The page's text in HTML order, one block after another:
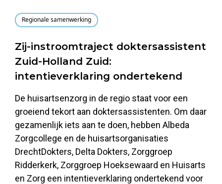
Regionale samenwerking
Zij-instroomtraject doktersassistent
Zuid-Holland Zuid:
intentieverklaring ondertekend
De huisartsenzorg in de regio staat voor een
groeiend tekort aan doktersassistenten. Om daar
gezamenlijk iets aan te doen, hebben Albeda
Zorgcollege en de huisartsorganisaties
DrechtDokters, Delta Dokters, Zorggroep
Ridderkerk, Zorggroep Hoeksewaard en Huisarts
en Zorg een intentieverklaring ondertekend voor